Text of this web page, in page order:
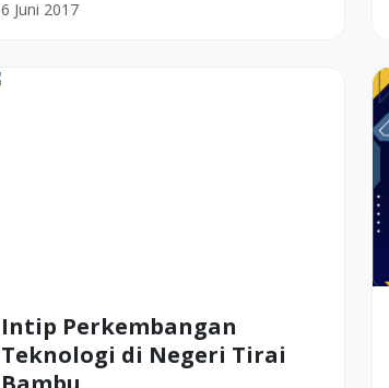
6 Juni 2017
Intip Perkembangan
Teknologi di Negeri Tirai